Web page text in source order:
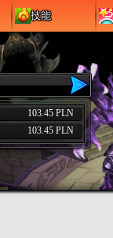
技能
103.45 PLN
103.45 PLN